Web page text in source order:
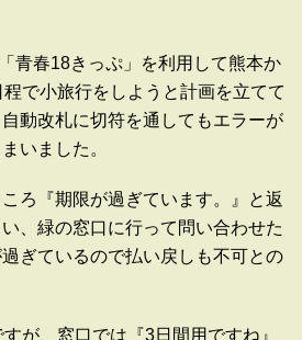
青春18きっぷ」を利用して熊本か
で小旅行をしようと計画を立てて
動改札に切符を通してもエラーが
いました。
ろ『期限が過ぎています。』と返
、緑の窓口に行って問い合わせた
ぎているので払い戻しも不可との
が、窓口では『3日間用ですね』